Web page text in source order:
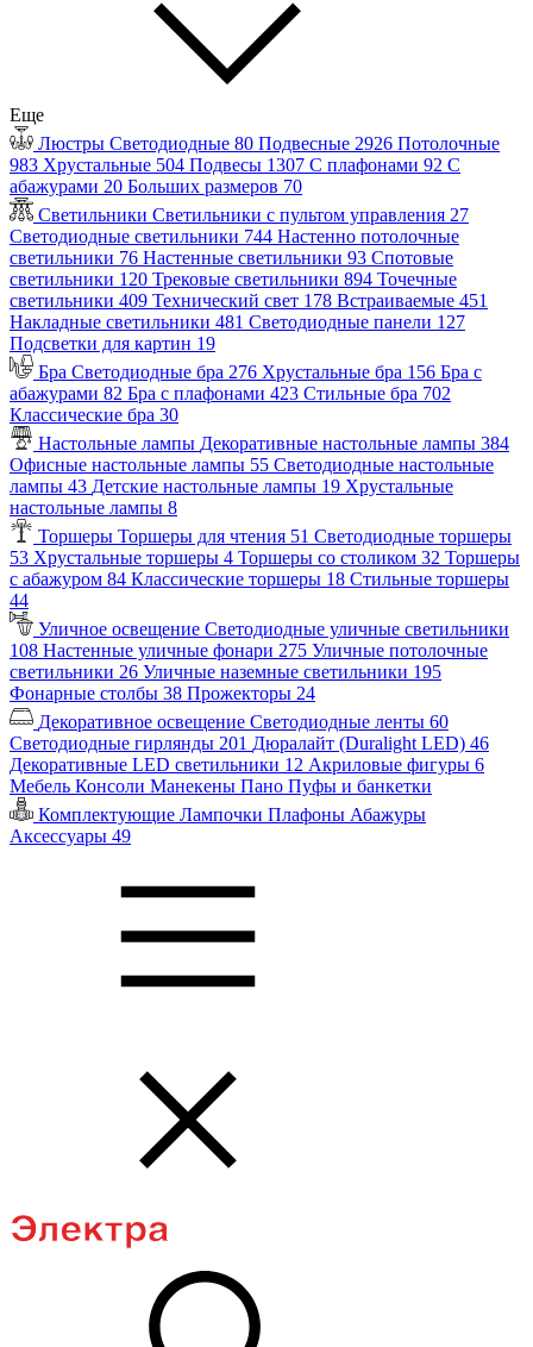
Еще
Люстры Светодиодные 80 Подвесные 2926 Потолочные
983 Хрустальные 504 Подвесы 1307 С плафонами 92 С
абажурами 20 Больших размеров 70
Светильники Светильники с пультом управления 27
Светодиодные светильники 744 Настенно потолочные
светильники 76 Настенные светильники 93 Спотовые
светильники 120 Трековые светильники 894 Точечные
светильники 409 Технический свет 178 Встраиваемые 451
Накладные светильники 481 Светодиодные панели 127
Подсветки для картин 19
Бра Светодиодные бра 276 Хрустальные бра 156 Бра с
абажурами 82 Бра с плафонами 423 Стильные бра 702
Классические бра 30
Настольные лампы Декоративные настольные лампы 384
Офисные настольные лампы 55 Светодиодные настольные
лампы 43 Детские настольные лампы 19 Хрустальные
настольные лампы 8
Торшеры Торшеры для чтения 51 Светодиодные торшеры
53 Хрустальные торшеры 4 Торшеры со столиком 32 Торшеры
с абажуром 84 Классические торшеры 18 Стильные торшеры
44
Уличное освещение Светодиодные уличные светильники
108 Настенные уличные фонари 275 Уличные потолочные
светильники 26 Уличные наземные светильники 195
Фонарные столбы 38 Прожекторы 24
Декоративное освещение Светодиодные ленты 60
Светодиодные гирлянды 201 Дюралайт (Duralight LED) 46
Декоративные LED светильники 12 Акриловые фигуры 6
Мебель Консоли Манекены Пано Пуфы и банкетки
Комплектующие Лампочки Плафоны Абажуры
Аксессуары 49